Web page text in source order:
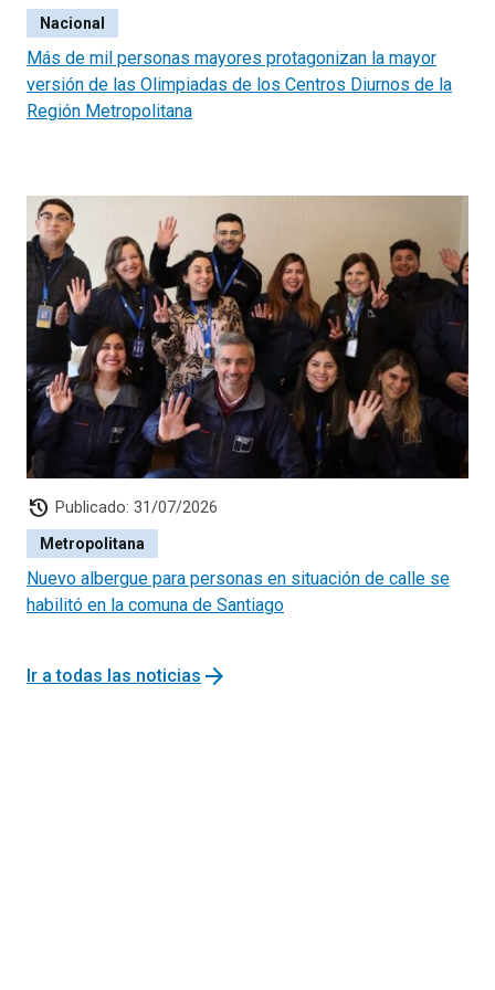
Nacional
Más de mil personas mayores protagonizan la mayor
versión de las Olimpiadas de los Centros Diurnos de la
Región Metropolitana
history Publicado: 31/07/2026
Metropolitana
Nuevo albergue para personas en situación de calle se
habilitó en la comuna de Santiago
Ir a todas las noticias arrow_forward